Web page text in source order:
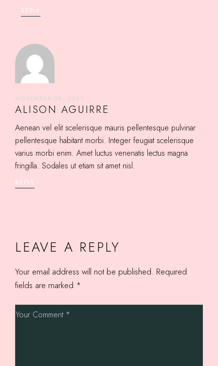
REPLY
NOVEMBER 29, 2023
ALISON AGUIRRE
Aenean vel elit scelerisque mauris pellentesque pulvinar
pellentesque habitant morbi. Integer feugiat scelerisque
varius morbi enim. Amet luctus venenatis lectus magna
fringilla. Sodales ut etiam sit amet nisl.
REPLY
LEAVE A REPLY
Your email address will not be published. Required
fields are marked *